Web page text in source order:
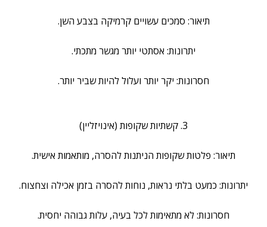
תיאור: סמכים עשויים קרמיקה בצבע השן.
יתרונות: אסתטי יותר מגשר מתכתי.
חסרונות: יקר יותר ועלול להיות שביר יותר.
3. קשתיות שקופות (אינויזליין)
תיאור: פלטות שקופות הניתנות להסרה, מותאמות אישית.
יתרונות: כמעט בלתי נראות, נוחות להסרה בזמן אכילה וצחצוח.
חסרונות: לא מתאימות לכל בעיה, עלות גבוהה יחסית.